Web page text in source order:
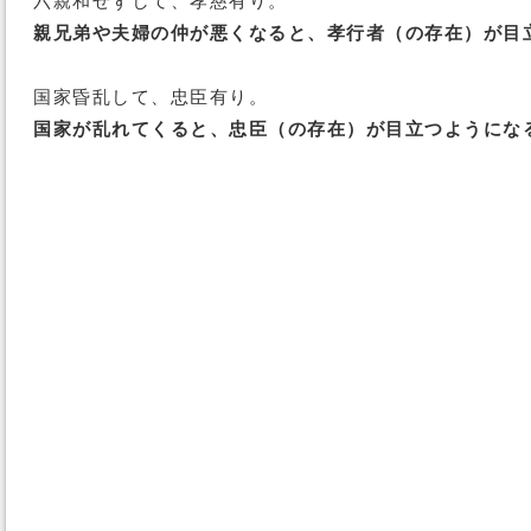
親兄弟や夫婦の仲が悪くなると、孝行者（の存在）が目
国家昏乱して、忠臣有り。
国家が乱れてくると、忠臣（の存在）が目立つようにな